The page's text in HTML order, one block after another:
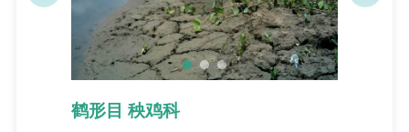
鹤形目 秧鸡科